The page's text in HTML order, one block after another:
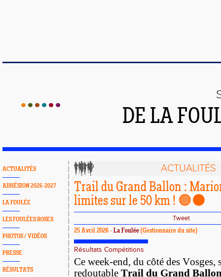
DE LA
ACTUALITÉS
ADHÉSION 2026-2027
LA FOULÉE
LES FOULÉES ROSES
PHOTOS / VIDÉOS
PRESSE
RÉSULTATS
ACTUALITÉS
Trail du Grand Ballon :
limites sur le 50 km ! 🟠⚫️
Tweet
25 Avril 2026 - La Foulée (Gestionnaire du site)
Résultats Compétitions
Ce week-end, du côté des Vosges,
redoutable Trail du Grand